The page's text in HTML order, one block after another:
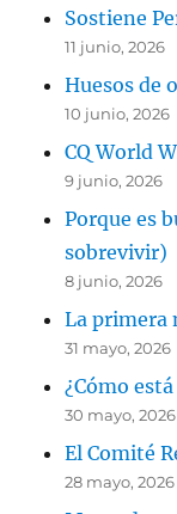
Sostiene
11 junio, 2026
Huesos de
10 junio, 2026
CQ World
9 junio, 2026
Porque es
sobrevivir)
8 junio, 2026
La primera
31 mayo, 2026
¿Cómo
30 mayo, 2026
El Comité
28 mayo, 2026